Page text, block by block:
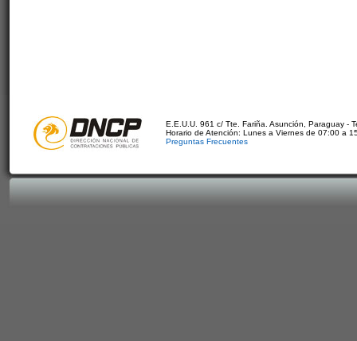
E.E.U.U. 961 c/ Tte. Fariña. Asunción, Paraguay -
Horario de Atención: Lunes a Viernes de 07:00 a
Preguntas Frecuentes